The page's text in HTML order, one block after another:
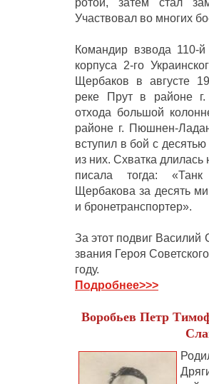
Участвовал во многих
Командир взвода 110-й
корпуса 2-го
Щербаков в августе
реке Прут в районе
отхода большой
районе г. Пюшнен-
вступил в бой с
из них.Схватка
писала тогда:
Щербакова за десять
и бронетранспортер».
За этот подвиг
звания Героя
году.
Подробнее>>>
Воробьев Петр